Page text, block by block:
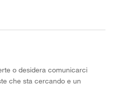
o desidera comunicarci
che sta cercando e un